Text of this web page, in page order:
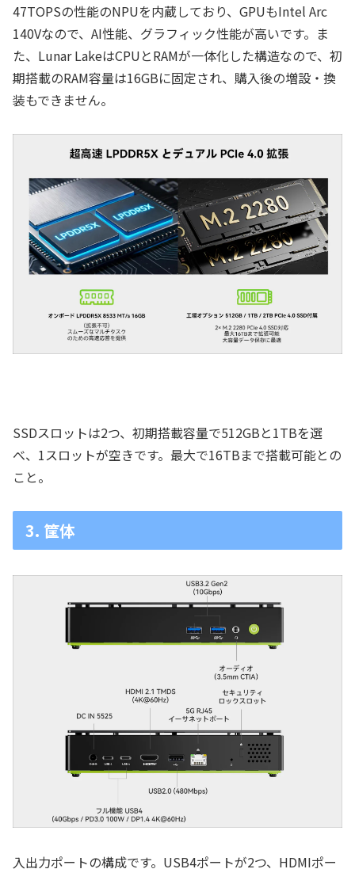
47TOPSの性能のNPUを内蔵しており、GPUもIntel Arc
140Vなので、AI性能、グラフィック性能が高いです。ま
た、Lunar LakeはCPUとRAMが一体化した構造なので、初
期搭載のRAM容量は16GBに固定され、購入後の増設・換
装もできません。
SSDスロットは2つ、初期搭載容量で512GBと1TBを選
べ、1スロットが空きです。最大で16TBまで搭載可能との
こと。
3. 筐体
入出力ポートの構成です。USB4ポートが2つ、HDMIポー